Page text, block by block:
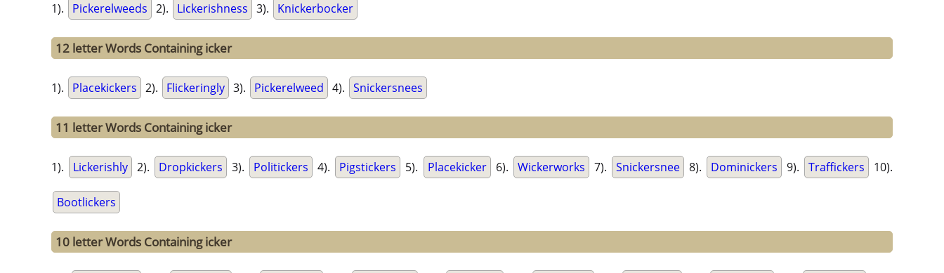
1). Pickerelweeds 2). Lickerishness 3). Knickerbocker
12 letter Words Containing icker
1). Placekickers 2). Flickeringly 3). Pickerelweed 4). Snickersnees
11 letter Words Containing icker
1). Lickerishly 2). Dropkickers 3). Politickers 4). Pigstickers 5). Placekicker 6). Wickerworks 7). Snickersnee 8). Dominickers 9). Traffickers 10).
Bootlickers
10 letter Words Containing icker